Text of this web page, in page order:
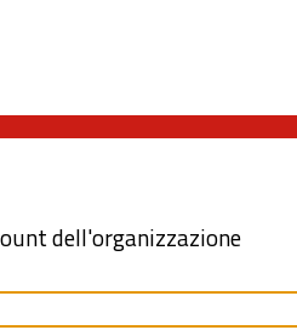
dell'organizzazione